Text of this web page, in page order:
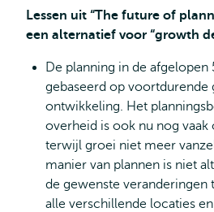
Lessen uit “The future of
een alternatief voor “growth
De planning in de afgelopen
gebaseerd op voortdurende
ontwikkeling. Het
overheid is ook nu nog
terwijl groei niet meer
manier van plannen is niet
de gewenste veranderingen
alle verschillende locaties